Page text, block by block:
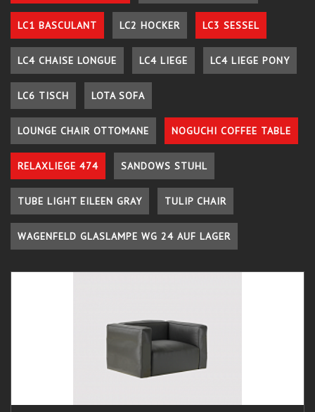
LC1 BASCULANT LC2 HOCKER LC3 SESSEL
LC4 CHAISE LONGUE LC4 LIEGE LC4 LIEGE PONY
LC6 TISCH LOTA SOFA
LOUNGE CHAIR OTTOMANE NOGUCHI COFFEE TABLE
RELAXLIEGE 474 SANDOWS STUHL
TUBE LIGHT EILEEN GRAY TULIP CHAIR
WAGENFELD GLASLAMPE WG 24 AUF LAGER